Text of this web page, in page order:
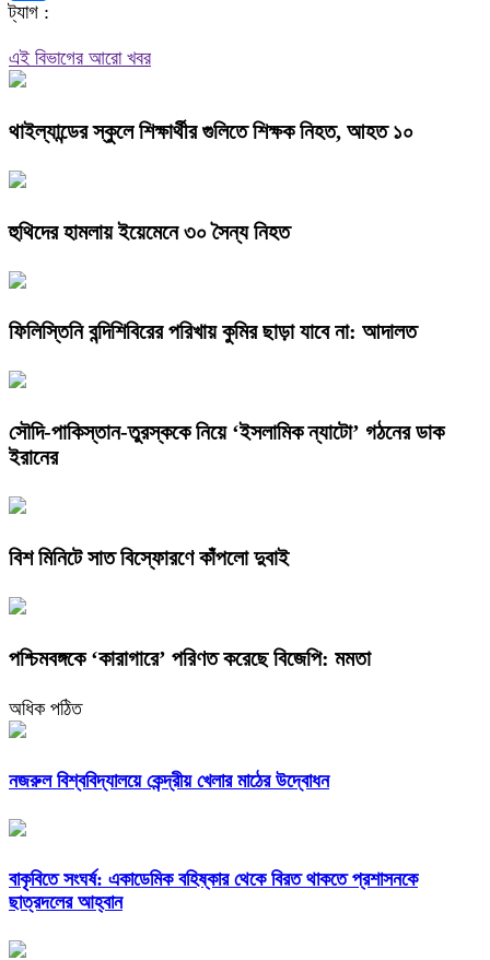
Share
ট্যাগ :
এই বিভাগের আরো খবর
থাইল্যান্ডের স্কুলে শিক্ষার্থীর গুলিতে শিক্ষক নিহত, আহত ১০
হুথিদের হামলায় ইয়েমেনে ৩০ সৈন্য নিহত
ফিলিস্তিনি বন্দিশিবিরের পরিখায় কুমির ছাড়া যাবে না: আদালত
সৌদি-পাকিস্তান-তুরস্ককে নিয়ে ‘ইসলামিক ন্যাটো’ গঠনের ডাক
ইরানের
বিশ মিনিটে সাত বিস্ফোরণে কাঁপলো দুবাই
পশ্চিমবঙ্গকে ‘কারাগারে’ পরিণত করেছে বিজেপি: মমতা
অধিক পঠিত
নজরুল বিশ্ববিদ্যালয়ে কেন্দ্রীয় খেলার মাঠের উদ্বোধন
বাকৃবিতে সংঘর্ষ: একাডেমিক বহিষ্কার থেকে বিরত থাকতে প্রশাসনকে
ছাত্রদলের আহ্বান